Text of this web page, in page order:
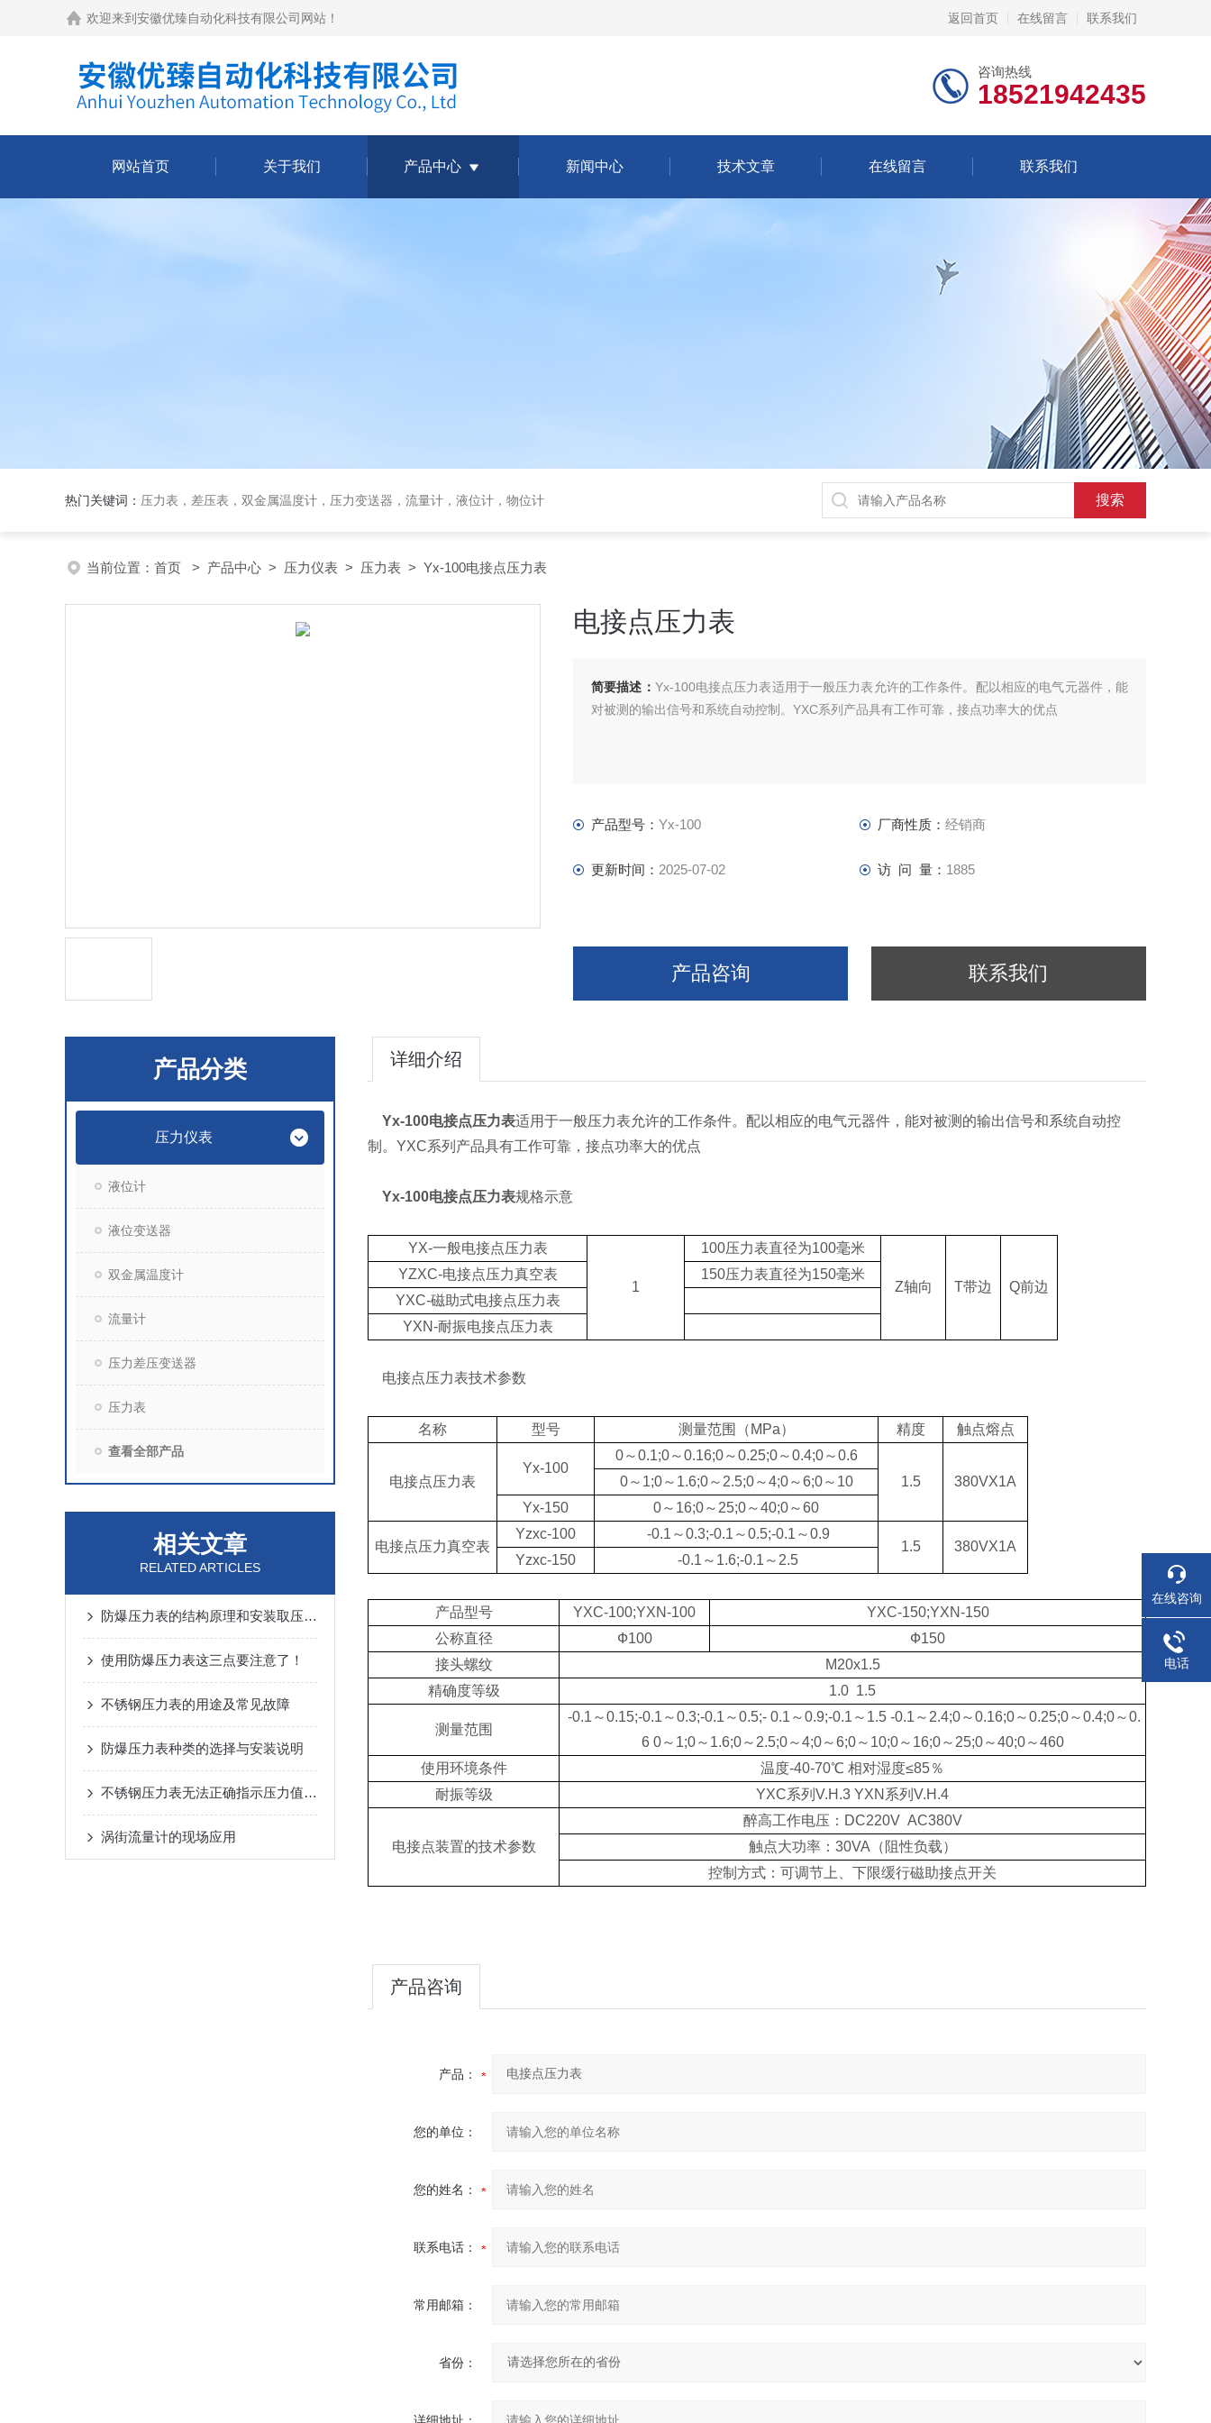
欢迎来到 安徽优臻自动化科技有限公司网站 ！ 返回首页 在线留言 联系我们
咨询热线
18521942435
网站首页 关于我们 产品中心 新闻中心 技术文章 在线留言 联系我们
热门关键词： 压力表，差压表，双金属温度计，压力变送器，流量计，液位计，物位计
当前位置： 首页 > 产品中心 > 压力仪表 > 压力表 > Yx-100电接点压力表
电接点压力表
简要描述： Yx-100电接点压力表适用于一般压力表允许的工作条件。配以相应的电气元器件，能
对被测的输出信号和系统自动控制。YXC系列产品具有工作可靠，接点功率大的优点
产品型号： Yx-100 厂商性质： 经销商
更新时间： 2025-07-02 访 问 量： 1885
产品咨询 联系我们
产品分类
压力仪表
液位计
液位变送器
双金属温度计
流量计
压力差压变送器
压力表
查看全部产品
相关文章
RELATED ARTICLES
防爆压力表的结构原理和安装取压点的选取
使用防爆压力表这三点要注意了！
不锈钢压力表的用途及常见故障
防爆压力表种类的选择与安装说明
不锈钢压力表无法正确指示压力值的处理
涡街流量计的现场应用
详细介绍
Yx-100电接点压力表适用于一般压力表允许的工作条件。配以相应的电气元器件，能对被测的输出信号和系统自动控
制。YXC系列产品具有工作可靠，接点功率大的优点
Yx-100电接点压力表规格示意
YX-一般电接点压力表
1
100压力表直径为100毫米
Z轴向 T带边 Q前边
YZXC-电接点压力真空表
150压力表直径为150毫米
YXC-磁助式电接点压力表
YXN-耐振电接点压力表
电接点压力表技术参数
名称 型号 测量范围（MPa） 精度 触点熔点
电接点压力表
Yx-100
0～0.1;0～0.16;0～0.25;0～0.4;0～0.6
1.5
380VX1A
0～1;0～1.6;0～2.5;0～4;0～6;0～10
Yx-150
0～16;0～25;0～40;0～60
电接点压力真空表
Yzxc-100
-0.1～0.3;-0.1～0.5;-0.1～0.9
1.5
380VX1A
Yzxc-150
-0.1～1.6;-0.1～2.5
产品型号 YXC-100;YXN-100
YXC-150;YXN-150
公称直径
Ф100
Ф150
接头螺纹
M20x1.5
精确度等级
1.0 1.5
测量范围
-0.1～0.15;-0.1～0.3;-0.1～0.5;- 0.1～0.9;-0.1～1.5 -0.1～2.4;0～0.16;0～0.25;0～0.4;0～0.
6 0～1;0～1.6;0～2.5;0～4;0～6;0～10;0～16;0～25;0～40;0～460
使用环境条件
温度-40-70℃ 相对湿度≤85％
耐振等级
YXC系列V.H.3 YXN系列V.H.4
电接点装置的技术参数
醉高工作电压：DC220V AC380V
触点大功率：30VA（阻性负载）
控制方式：可调节上、下限缓行磁助接点开关
产品咨询
产品：
您的单位：
您的姓名：
联系电话：
常用邮箱：
省份：
在线咨询
电话